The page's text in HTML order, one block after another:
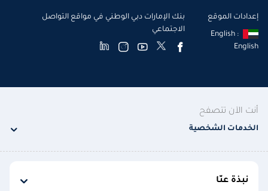
إعدادات الموقع
English :
English
بنك الإمارات دبي الوطني في مواقع التواصل
الاجتماعي
أنت الآن تتصفح
الخدمات الشخصية
نبذة عنّا